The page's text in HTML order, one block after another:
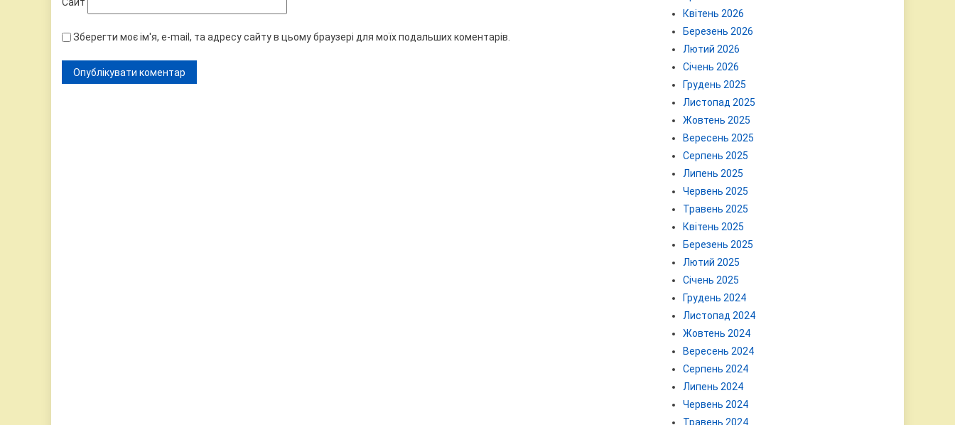
Зберегти моє ім'я, e-mail, та адресу сайту в цьому браузері для моїх подальших коментарів.
Квітень 2026
Березень 2026
Лютий 2026
Січень 2026
Грудень 2025
Листопад 2025
Жовтень 2025
Вересень 2025
Серпень 2025
Липень 2025
Червень 2025
Травень 2025
Квітень 2025
Березень 2025
Лютий 2025
Січень 2025
Грудень 2024
Листопад 2024
Жовтень 2024
Вересень 2024
Серпень 2024
Липень 2024
Червень 2024
Травень 2024